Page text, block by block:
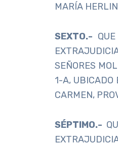
MARÍA
SEXTO.-
SEÑORES
1-A, UBICADO
CARMEN,
SÉPTIMO.-